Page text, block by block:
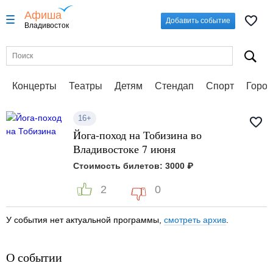
Афиша
Владивосток
Добавить событие
Концерты Театры Детям Стендап Спорт
16+
Йога-поход на Тобизина во
Владивостоке 7 июня
Стоимость билетов: 3000 ₽
2 0
У события нет актуальной программы, смотреть архив
О событии